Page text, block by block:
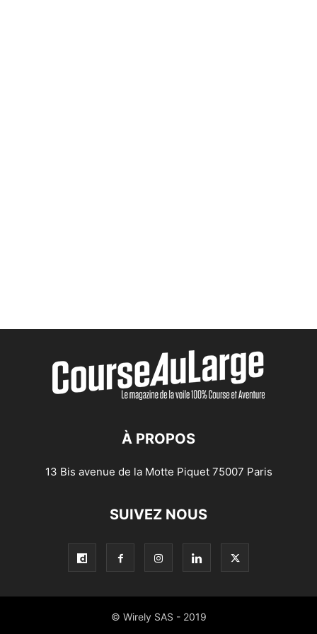
À PROPOS
13 Bis avenue de la Motte Piquet 75007 Paris
SUIVEZ NOUS
© Wirely SAS - 2019